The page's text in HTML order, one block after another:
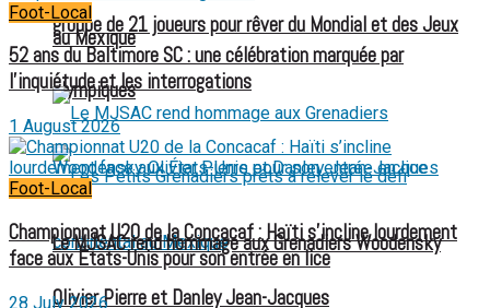
groupe de 21 joueurs pour rêver du Mondial et des Jeux
olympiques
au Mexique
Le MJSAC rend hommage aux Grenadiers Woodensky
Olivier Pierre et Danley Jean-Jacques
Foot-Local
52 ans du Baltimore SC : une célébration marquée par
l’inquiétude et les interrogations
1 August 2026
Foot-Local
Championnat U20 de la Concacaf : Haïti s’incline lourdement
face aux États-Unis pour son entrée en lice
28 July 2026